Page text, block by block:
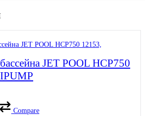
JET POOL HCP750
Compare